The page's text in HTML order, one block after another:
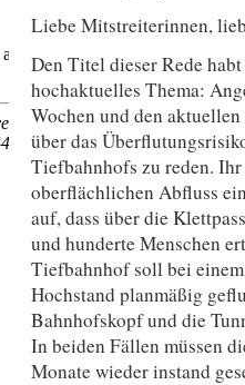
Liebe Mitstreiterinnen,
Den Titel dieser Rede
hochaktuelles Thema:
Wochen und den
über das
Tiefbahnhofs zu reden.
oberflächlichen Abfluss
auf, dass über die
und hunderte Menschen
Tiefbahnhof soll bei
Hochstand planmäßig
Bahnhofskopf und die
In beiden Fällen müssen
Monate wieder instand